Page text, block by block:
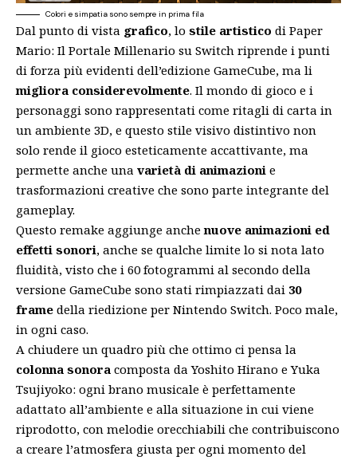
Colori e simpatia sono sempre in prima fila
Dal punto di vista grafico, lo stile artistico di Paper
Mario: Il Portale Millenario su Switch riprende i punti
di forza più evidenti dell’edizione GameCube, ma li
migliora considerevolmente. Il mondo di gioco e i
personaggi sono rappresentati come ritagli di carta in
un ambiente 3D, e questo stile visivo distintivo non
solo rende il gioco esteticamente accattivante, ma
permette anche una varietà di animazioni e
trasformazioni creative che sono parte integrante del
gameplay.
Questo remake aggiunge anchenuove animazioni ed
effetti sonori, anche se qualche limite lo si nota lato
fluidità, visto che i 60 fotogrammi al secondo della
versione GameCube sono stati rimpiazzati dai 30
frame della riedizione per Nintendo Switch. Poco male,
in ogni caso.
A chiudere un quadro più che ottimo ci pensa la
colonna sonora composta da Yoshito Hirano e Yuka
Tsujiyoko: ogni brano musicale è perfettamente
adattato all’ambiente e alla situazione in cui viene
riprodotto, con melodie orecchiabili che contribuiscono
a creare l’atmosfera giusta per ogni momento del